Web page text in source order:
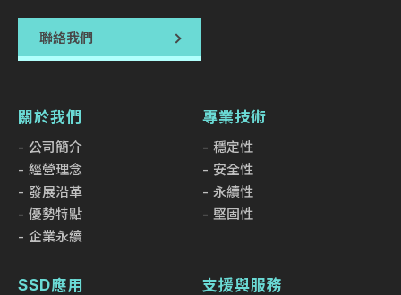
聯絡我們
關於我們
公司簡介
經營理念
發展沿革
優勢特點
企業永續
專業技術
穩定性
安全性
永續性
堅固性
SSD應用 支援與服務